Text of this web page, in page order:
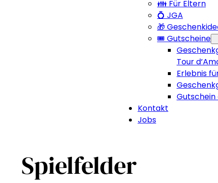
👪 Für Eltern
💍 JGA
🎁
🎟️ Gutscheine
Tour
Erlebnis
Gutschein
Kontakt
Jobs
Spielfelder